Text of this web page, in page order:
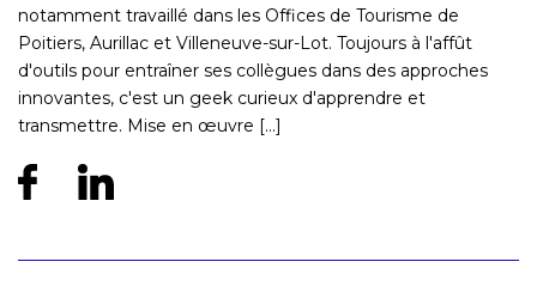
notamment travaillé dans les Offices de Tourisme de
Poitiers, Aurillac et Villeneuve-sur-Lot. Toujours à l'affût
d'outils pour entraîner ses collègues dans des approches
innovantes, c'est un geek curieux d'apprendre et
transmettre. Mise en œuvre [...]